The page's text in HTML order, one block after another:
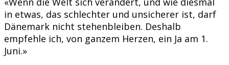
in etwas, das schlechter und unsicherer ist, darf
Dänemark nicht stehenbleiben. Deshalb
empfehle ich, von ganzem Herzen, ein Ja am 1.
Juni.»